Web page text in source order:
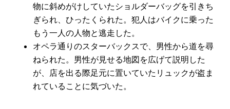
物に斜めがけしていたショルダーバッグを引きち
ぎられ、ひったくられた。犯人はバイクに乗った
もう一人の人物と逃走した。
オペラ通りのスターバックスで、男性から道を尋
ねられた。男性が見せる地図を広げて説明した
が、店を出る際足元に置いていたリュックが盗ま
れていることに気づいた。